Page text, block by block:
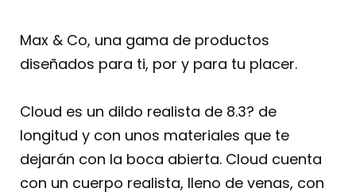
Max & Co, una gama de productos
diseñados para ti, por y para tu placer.
Cloud es un dildo realista de 8.3? de
longitud y con unos materiales que te
dejarán con la boca abierta. Cloud cuenta
con un cuerpo realista, lleno de venas, con